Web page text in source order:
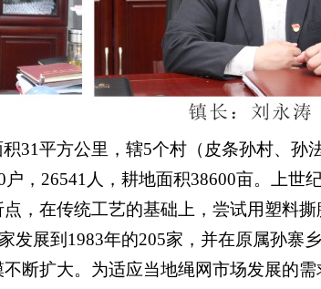
31平方公里，辖5个村（皮条孙村、孙
，26541人，耕地面积38600亩。上世
，在传统工艺的基础上，尝试用塑料
发展到1983年的205家，并在原属孙寨
断扩大。为适应当地绳网市场发展的需